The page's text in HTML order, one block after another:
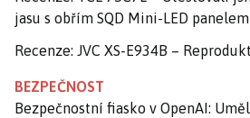
jasu s obřím SQD Mini-LED panelem
Recenze: JVC XS-E934B –
BEZPEČNOST
Bezpečnostní fiasko v OpenAI: